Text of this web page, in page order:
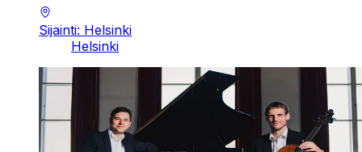
Sijainti: Helsinki
Helsinki